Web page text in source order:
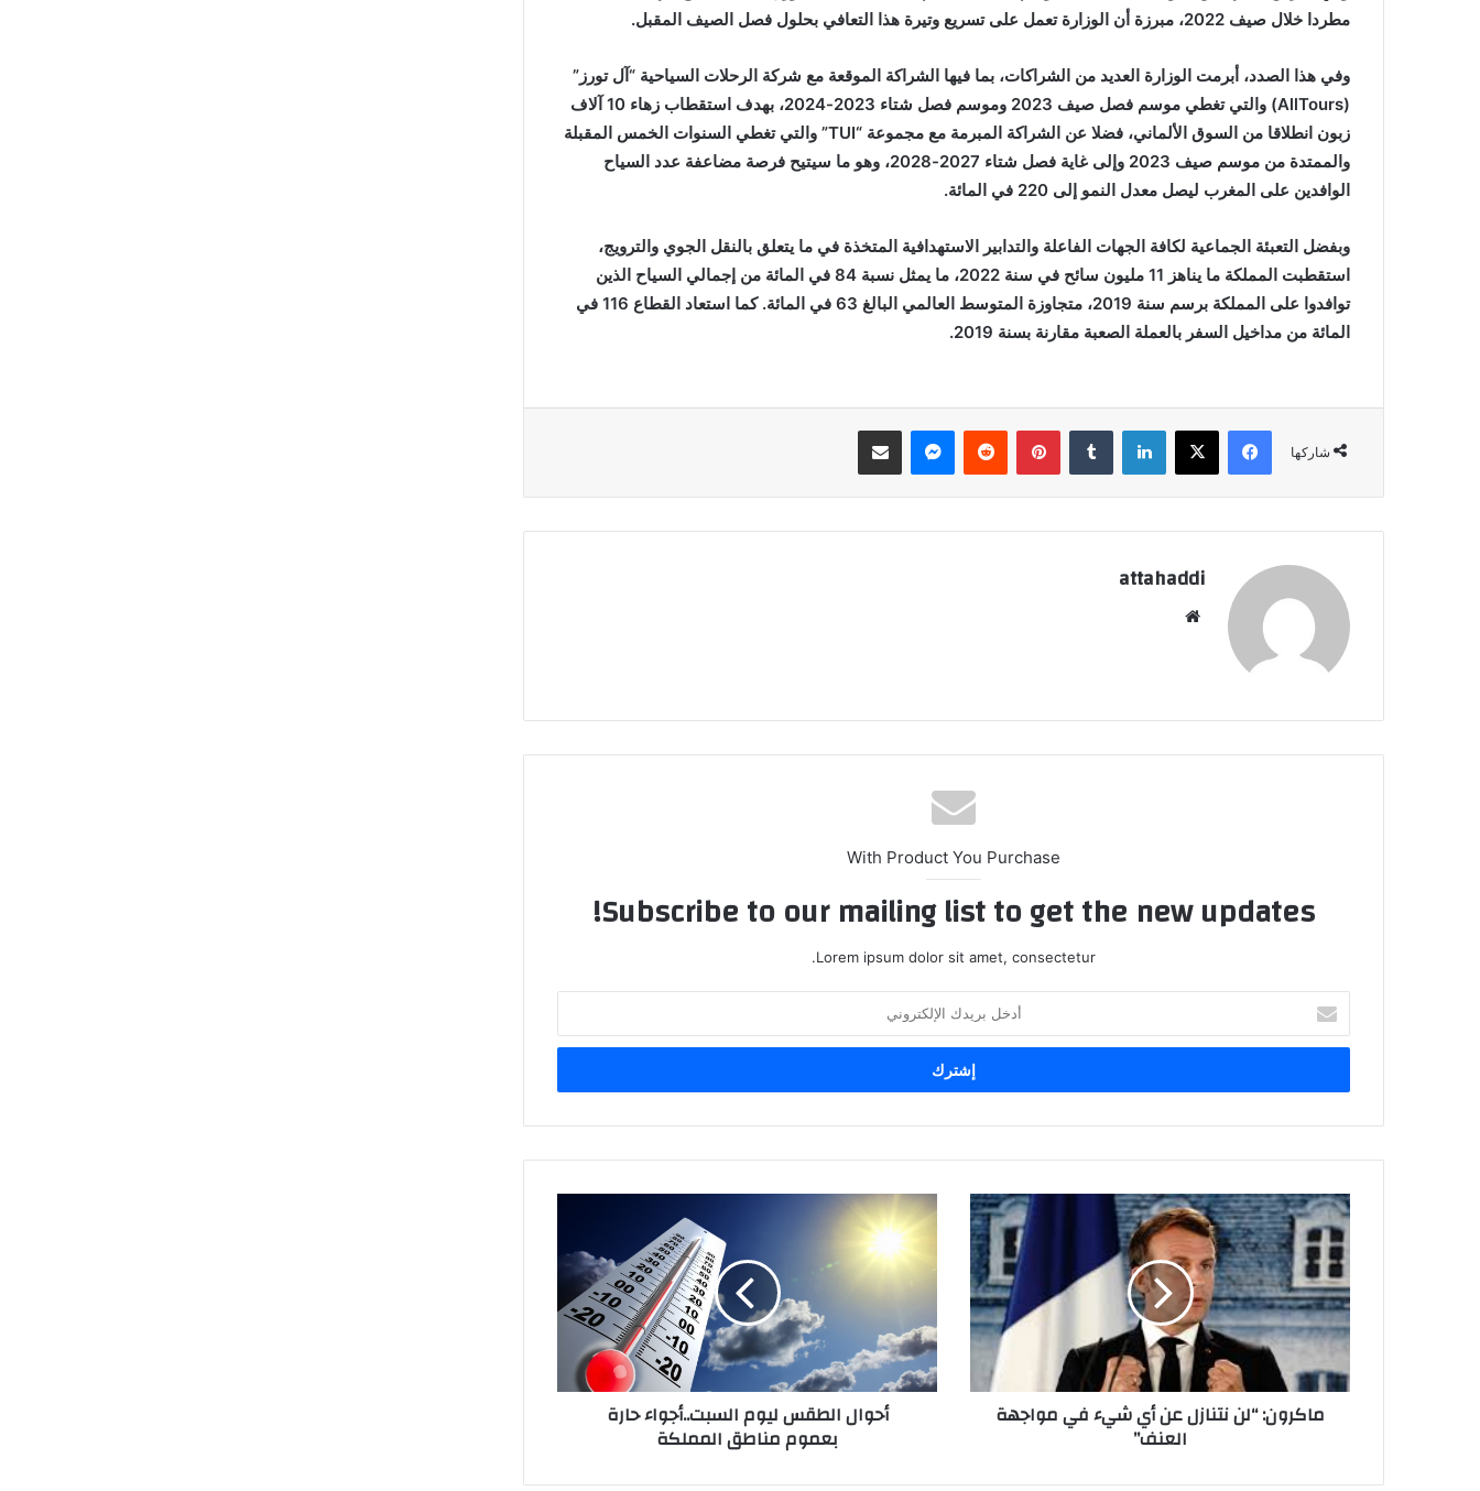
مطردا خلال صيف 2022، مبرزة أن الوزارة تعمل على تسريع وتيرة هذا التعافي بحلول فصل الصيف المقبل.
وفي هذا الصدد، أبرمت الوزارة العديد من الشراكات، بما فيها الشراكة الموقعة مع شركة الرحلات السياحية “آل تورز”
(AllTours) والتي تغطي موسم فصل صيف 2023 وموسم فصل شتاء 2023-2024، بهدف استقطاب زهاء 10 آلاف
زبون انطلاقا من السوق الألماني، فضلا عن الشراكة المبرمة مع مجموعة “TUI” والتي تغطي السنوات الخمس المقبلة
والممتدة من موسم صيف 2023 وإلى غاية فصل شتاء 2027-2028، وهو ما سيتيح فرصة مضاعفة عدد السياح
الوافدين على المغرب ليصل معدل النمو إلى 220 في المائة.
وبفضل التعبئة الجماعية لكافة الجهات الفاعلة والتدابير الاستهدافية المتخذة في ما يتعلق بالنقل الجوي والترويج،
استقطبت المملكة ما يناهز 11 مليون سائح في سنة 2022، ما يمثل نسبة 84 في المائة من إجمالي السياح الذين
توافدوا على المملكة برسم سنة 2019، متجاوزة المتوسط العالمي البالغ 63 في المائة. كما استعاد القطاع 116 في
المائة من مداخيل السفر بالعملة الصعبة مقارنة بسنة 2019.
شاركها
فيسبوك X لينكدإن بينتيريست ماسنجر مشاركة عبر البريد
attahaddi
With Product You Purchase
Subscribe to our mailing list to get the new updates!
Lorem ipsum dolor sit amet, consectetur.
بريدك
الإلكتروني
ماكرون: “لن نتنازل عن أي شيء في مواجهة
العنف”
أحوال الطقس ليوم السبت..أجواء حارة
بعموم مناطق المملكة